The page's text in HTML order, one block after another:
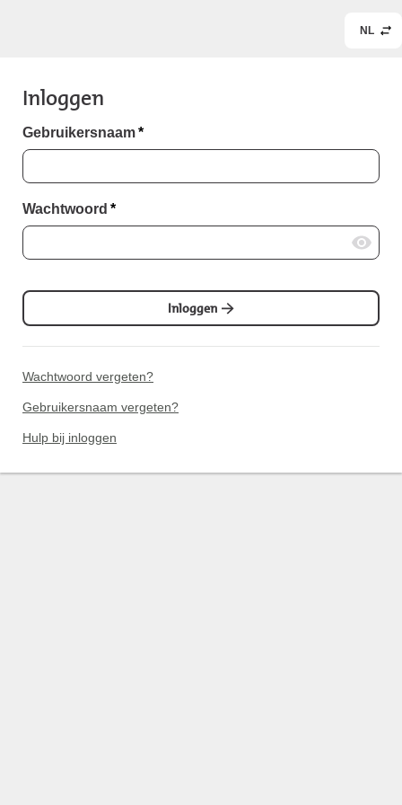
NL
Inloggen
Gebruikersnaam*
Wachtwoord *
Inloggen
Wachtwoord vergeten?
Gebruikersnaam vergeten?
Hulp bij inloggen